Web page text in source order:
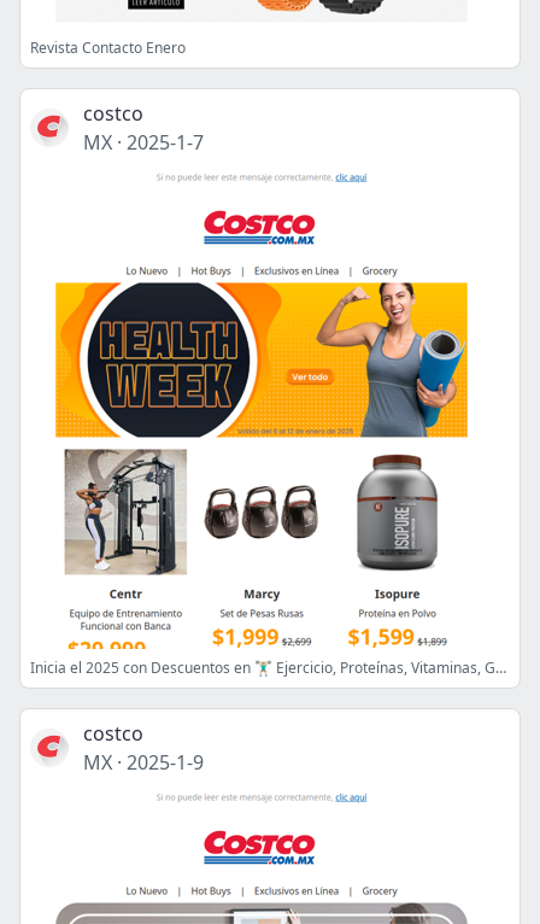
Revista Contacto Enero
costco
MX · 2025-1-7
Inicia el 2025 con Descuentos en 🏋🏼‍♂️ Ejercicio, Proteínas, Vitaminas, Grocery y Más
costco
MX · 2025-1-9